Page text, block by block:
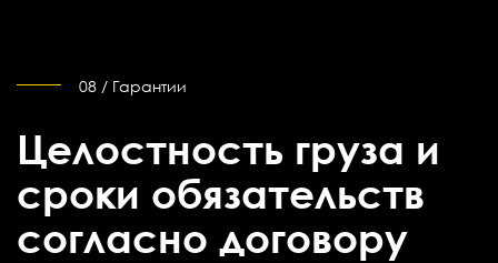
08 / Гарантии
Целостность груза и
сроки обязательств
согласно договору